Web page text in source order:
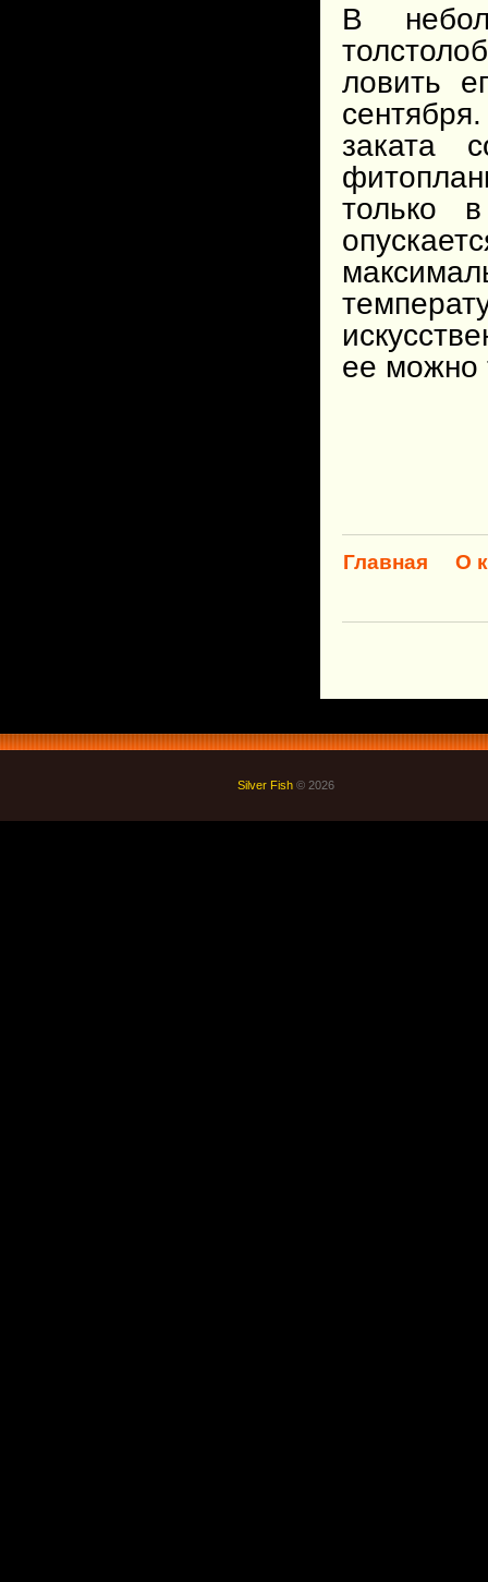
В
ловить
заката
только
ее можно
Главная О
Silver Fish © 2026